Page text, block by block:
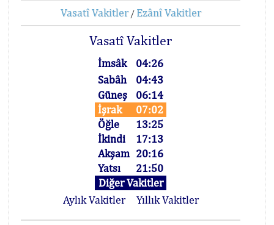
Vasatî Vakitler/ Ezânî Vakitler
Vasatî Vakitler
İmsâk
04:26
Sabâh
04:43
Güneş
06:14
İşrak
07:02
Öğle
13:25
İkindi
17:13
Akşam 20:16
Yatsı
21:50
Diğer Vakitler
Aylık Vakitler
Yıllık Vakitler